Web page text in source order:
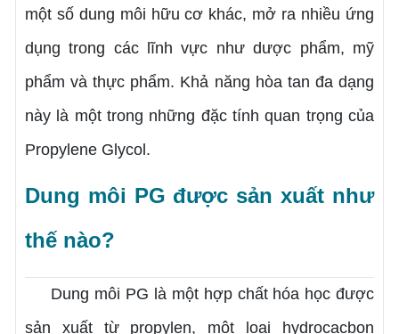
một số dung môi hữu cơ khác, mở ra nhiều ứng
dụng trong các lĩnh vực như dược phẩm, mỹ
phẩm và thực phẩm. Khả năng hòa tan đa dạng
này là một trong những đặc tính quan trọng của
Propylene Glycol.
Dung môi PG được sản xuất như
thế nào?
Dung môi PG là một hợp chất hóa học được
sản xuất từ propylen, một loại hydrocacbon